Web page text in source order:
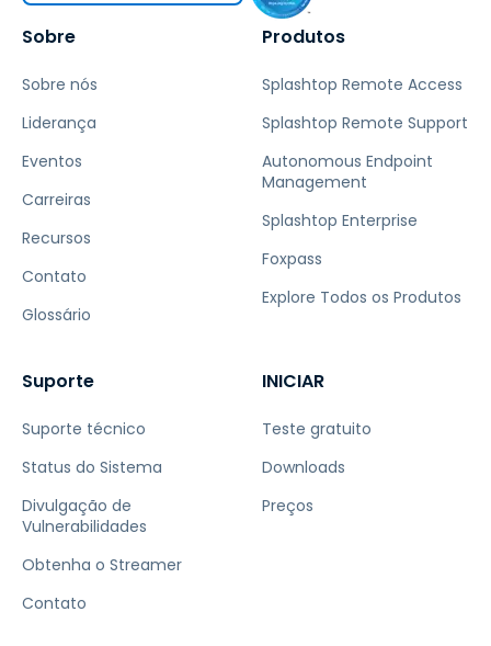
Sobre
Sobre nós
Liderança
Eventos
Carreiras
Recursos
Contato
Glossário
Produtos
Splashtop Remote Access
Splashtop Remote Support
Autonomous Endpoint
Management
Splashtop Enterprise
Foxpass
Explore Todos os Produtos
Suporte
Suporte técnico
Status do Sistema
Divulgação de
Vulnerabilidades
Obtenha o Streamer
Contato
INICIAR
Teste gratuito
Downloads
Preços